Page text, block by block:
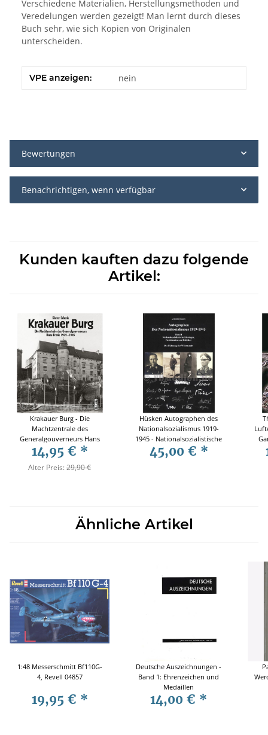
Verschiedene Materialien, Herstellungsmethoden und
Veredelungen werden gezeigt! Man lernt durch dieses
Buch sehr, wie sich Kopien von Originalen
unterscheiden.
VPE anzeigen: nein
Bewertungen
Benachrichtigen, wenn verfügbar
Kunden kauften dazu folgende
Artikel:
Krakauer Burg - Die
Machtzentrale des
Generalgouverneurs Hans
Frank 1939-1945 / Dieter
Schenk
14,95 € *
Alter Preis:29,90 €
Hüsken Autographen des
Nationalsozialismus 1919-
1945 - Nationalsozialistische
Ideologen Funktionäre
Politiker Führung
45,00 € *
Ähnliche Artikel
1:48 Messerschmitt Bf110G-
4, Revell 04857
19,95 € *
Deutsche Auszeichnungen -
Band 1: Ehrenzeichen und
Medaillen
14,00 € *